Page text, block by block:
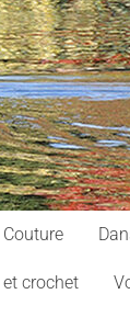
Couture
crochet